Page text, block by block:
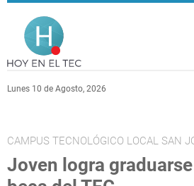
Pasar al contenido principal
Lunes 10 de Agosto, 2026
CAMPUS TECNOLÓGICO LOCAL SAN
Joven logra